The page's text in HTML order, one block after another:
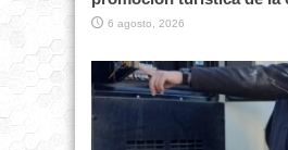
6 agosto, 2026